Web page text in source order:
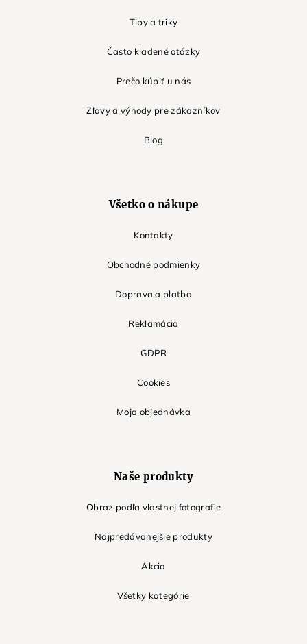
Tipy a triky
Často kladené otázky
Prečo kúpiť u nás
Zľavy a výhody pre zákazníkov
Blog
Všetko o nákupe
Kontakty
Obchodné podmienky
Doprava a platba
Reklamácia
GDPR
Cookies
Moja objednávka
Naše produkty
Obraz podľa vlastnej fotografie
Najpredávanejšie produkty
Akcia
Všetky kategórie